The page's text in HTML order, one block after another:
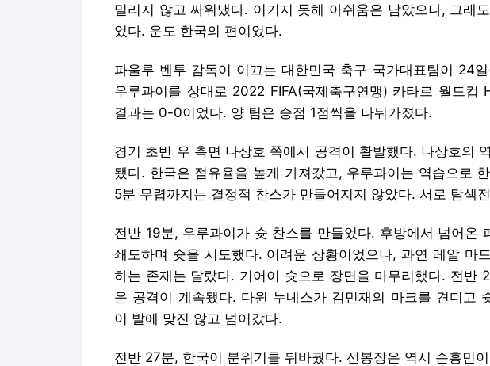
밀리지 않고 싸워냈다. 이기지 못해 아쉬움은 남았으나, 그래
었다. 운도 한국의 편이었다.
파울루 벤투 감독이 이끄는 대한민국 축구 국가대표팀이 24
우루과이를 상대로 2022 FIFA(국제축구연맹) 카타르 월드컵
결과는 0-0이었다. 양 팀은 승점 1점씩을 나눠가졌다.
경기 초반 우 측면 나상호 쪽에서 공격이 활발했다. 나상호의
됐다. 한국은 점유율을 높게 가져갔고, 우루과이는 역습으로
5분 무렵까지는 결정적 찬스가 만들어지지 않았다. 서로 탐색
전반 19분, 우루과이가 슛 찬스를 만들었다. 후방에서 넘어온
쇄도하며 슛을 시도했다. 어려운 상황이었으나, 과연 레알 마
하는 존재는 달랐다. 기어이 슛으로 장면을 마무리했다. 전반
운 공격이 계속됐다. 다윈 누녜스가 김민재의 마크를 견디고
이 발에 맞진 않고 넘어갔다.
전반 27분, 한국이 분위기를 뒤바꿨다. 선봉장은 역시 손흥민